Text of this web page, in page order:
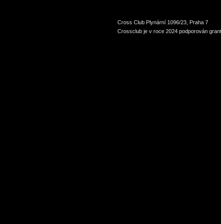
Cross Club Plynární 1096/23, Praha 7
Crossclub je v roce 2024 podporován